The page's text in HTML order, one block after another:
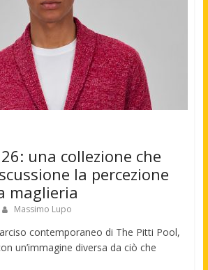
una collezione che
la percezione
maglieria
Massimo Lupo
contemporaneo di The Pitti Pool,
un’immagine diversa da ciò che